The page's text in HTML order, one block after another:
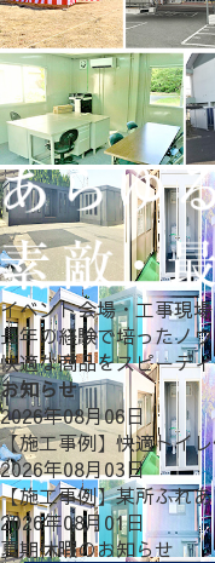
イベント会場・工事現
長年の経験で培ったノ
快適な商品をスピーディ
お知らせ
2026年08月06日
【施工事例】快適トイ
2026年08月03日
【施工事例】某所ふれ
2026年08月01日
夏期休暇のお知らせ